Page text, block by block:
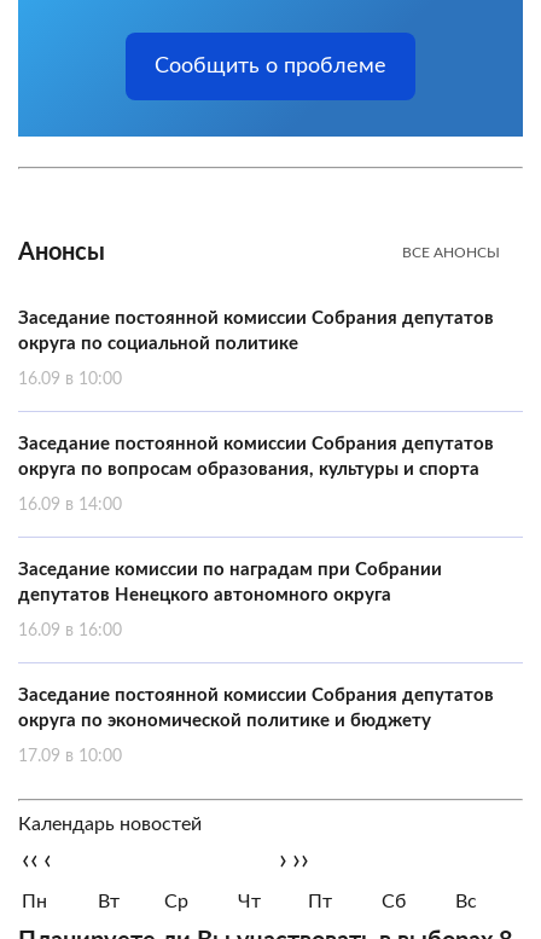
Сообщить о проблеме
Анонсы ВСЕ АНОНСЫ
Заседание постоянной комиссии Собрания депутатов
округа по социальной политике
16.09 в 10:00
Заседание постоянной комиссии Собрания депутатов
округа по вопросам образования, культуры и спорта
16.09 в 14:00
Заседание комиссии по наградам при Собрании
депутатов Ненецкого автономного округа
16.09 в 16:00
Заседание постоянной комиссии Собрания депутатов
округа по экономической политике и бюджету
17.09 в 10:00
Календарь новостей
‹‹ ‹ › ››
Пн Вт Ср Чт Пт Сб Вс